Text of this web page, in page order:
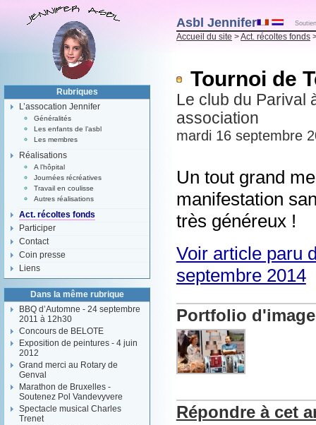
Asbl Jennifer
Accueil du site >Act. récoltes fonds
Tournoi de
Le club du Parival
association
mardi 16 septembre
Un tout grand
manifestation
très généreux !
Voir article paru
septembre 2014
Portfolio
Répondre à cet
Rubriques
L’assocation Jennifer
Généralités
Les enfants de l’asbl
Les membres
Réalisations
A l’hôpital
Journées récréatives
Travail en coulisse
Autres réalisations
Act. récoltes fonds
Participer
Contact
Coin presse
Liens
Dans la même rubrique
BBQ d’Automne - 24 septembre
2011 à 12h30
Concours de BELOTE
Exposition de peintures - 4 juin
2012
Grand merci au Rotary de
Genval
Marathon de Bruxelles -
Soutenez Pol Vandevyvere
Spectacle musical Charles
Trenet